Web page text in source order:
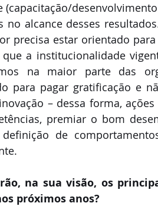
(capacitação/
no alcance desses
precisa estar orientado
a institucionalidade
na maior parte das
para pagar gratificação e
– dessa forma,
premiar o bom
de
na sua visão, os
próximos anos?